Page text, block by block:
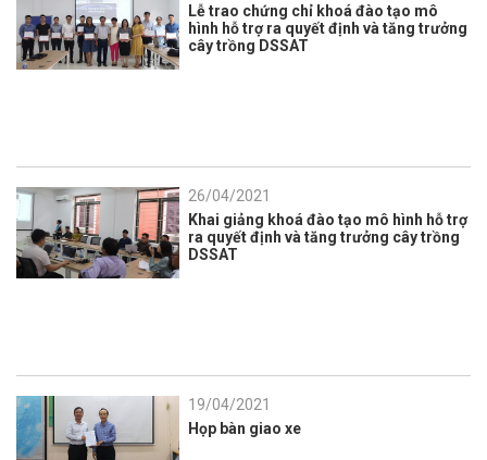
Lễ trao chứng chỉ khoá đào tạo mô
hình hỗ trợ ra quyết định và tăng trưởng
cây trồng DSSAT
26/04/2021
Khai giảng khoá đào tạo mô hình hỗ trợ
ra quyết định và tăng trưởng cây trồng
DSSAT
19/04/2021
Họp bàn giao xe